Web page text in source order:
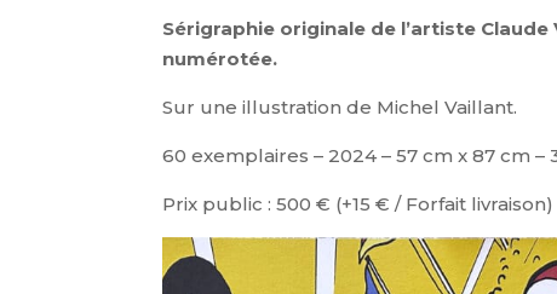
Sérigraphie originale de l’artiste
numérotée.
Sur une illustration de Michel Vaillant.
60 exemplaires – 2024 – 57 cm x 87 cm –
Prix public : 500 € (+15 € / Forfait livraison)